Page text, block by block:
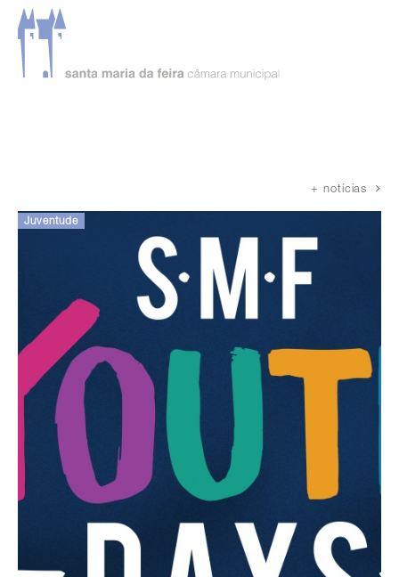
Página inicial
+ notícias
Juventude